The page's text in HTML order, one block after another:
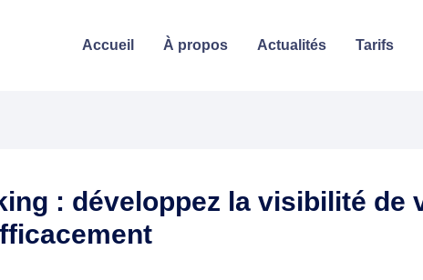
Accueil À propos Actualités Tarifs
: développez la visibilité de